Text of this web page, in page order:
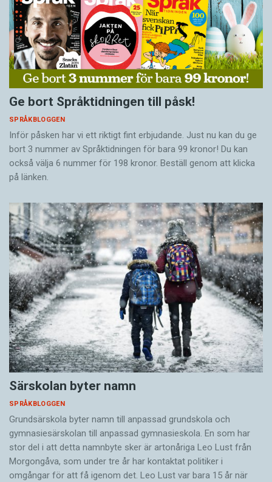
Ge bort Språktidningen till påsk!
SPRÅKBLOGGEN
Inför påsken har vi ett riktigt fint erbjudande. Just nu kan du ge
bort 3 nummer av Språktidningen för bara 99 kronor! Du kan
också välja 6 nummer för 198 kronor. Beställ genom att klicka
på länken.
Särskolan byter namn
SPRÅKBLOGGEN
Grundsärskola byter namn till anpassad grundskola och
gymnasiesärskolan till anpassad gymnasieskola. En som har
stor del i att detta namnbyte sker är artonåriga Leo Lust från
Morgongåva, som under tre år har kontaktat politiker i
omgångar för att få igenom det. Leo Lust var bara 15 år när